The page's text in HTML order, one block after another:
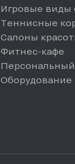
Игровые виды
Теннисные
Салоны
Фитнес-кафе
Оборудование